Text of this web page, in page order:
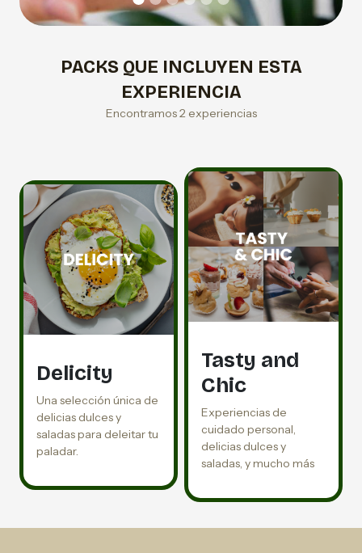
PACKS QUE INCLUYEN ESTA
EXPERIENCIA
Encontramos 2 experiencias
Delicity
Una selección única de
delicias dulces y
saladas para deleitar tu
paladar.
Tasty and
Chic
Experiencias de
cuidado personal,
delicias dulces y
saladas, y mucho más